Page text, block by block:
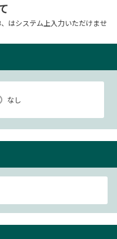
はシステム上入力いただけませ
なし